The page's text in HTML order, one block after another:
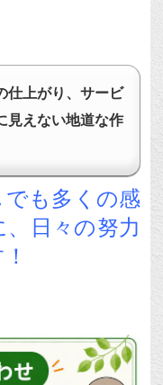
仕上がり、サービ
見えない地道な作
も多くの感
日々の努力